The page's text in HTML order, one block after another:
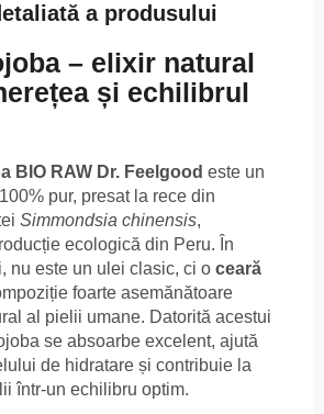
a produsului
– elixir natural
și echilibrul
BIO RAW Dr. Feelgood este un
pur, presat la rece din
Simmondsia chinensis,
ecologică din Peru. În
nu este un ulei clasic, ci o ceară
foarte asemănătoare
al pielii umane. Datorită acestui
se absoarbe excelent, ajută
de hidratare și contribuie la
într-un echilibru optim.